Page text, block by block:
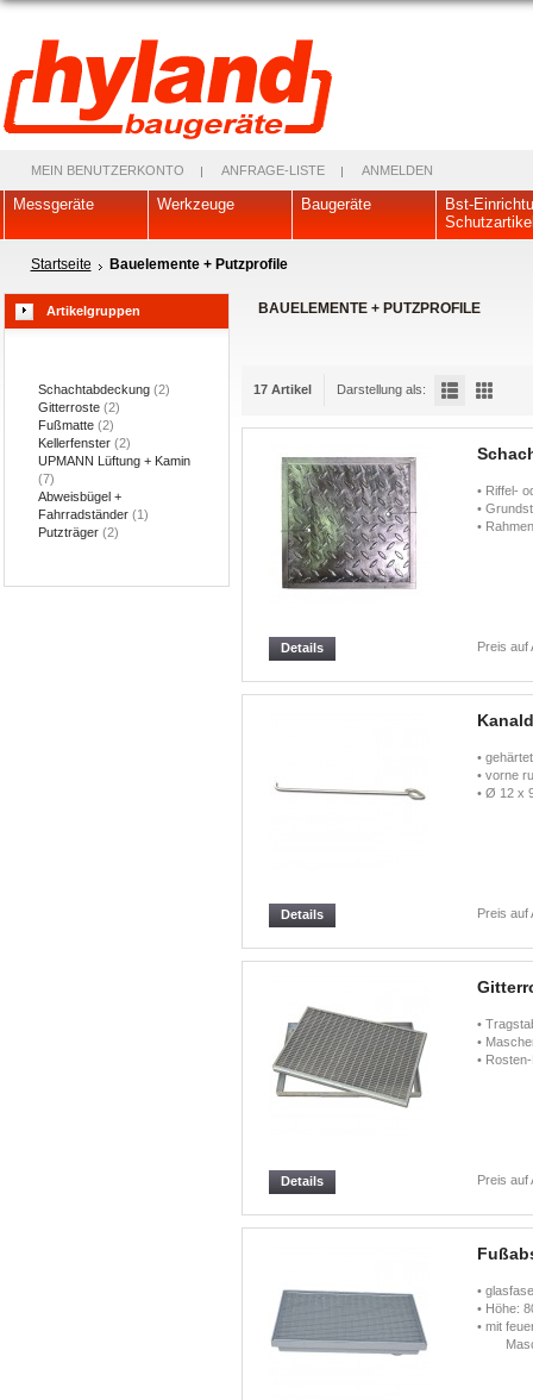
MEIN BENUTZERKONTO ANFRAGE-LISTE ANMELDEN
Messgeräte Werkzeuge Baugeräte
Bst-
Startseite Bauelemente + Putzprofile
BAUELEMENTE + PUTZPROFILE
17 Artikel Darstellung als:
• Riffel-
•
•
Preis auf
Details
•
• vorne
• Ø 12 x
Preis auf
Details
•
•
•
Preis auf
Details
•
• Höhe:
• mit
Artikelgruppen
Schachtabdeckung(2)
Gitterroste(2)
Fußmatte(2)
Kellerfenster(2)
UPMANN Lüftung + Kamin
(7)
Abweisbügel +
Fahrradständer(1)
Putzträger(2)